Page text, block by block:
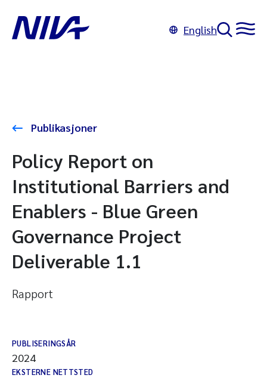
English
Publikasjoner
Policy Report on
Institutional Barriers and
Enablers - Blue Green
Governance Project
Deliverable 1.1
Rapport
PUBLISERINGSÅR
2024
EKSTERNE NETTSTED